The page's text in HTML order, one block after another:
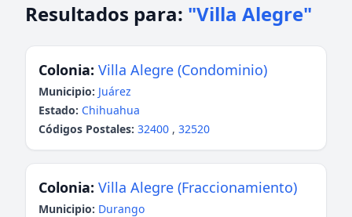
Resultados para: "Villa Alegre"
Colonia: Villa Alegre (Condominio)
Municipio: Juárez
Estado: Chihuahua
Códigos Postales: 32400 , 32520
Colonia: Villa Alegre (Fraccionamiento)
Municipio: Durango